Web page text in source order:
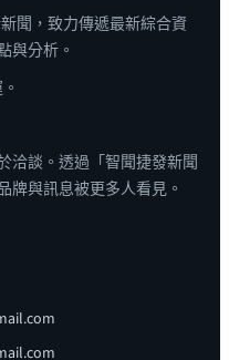
聞，致力傳遞最新綜合資
與分析。
洽談。透過「智聞捷發新聞
牌與訊息被更多人看見。